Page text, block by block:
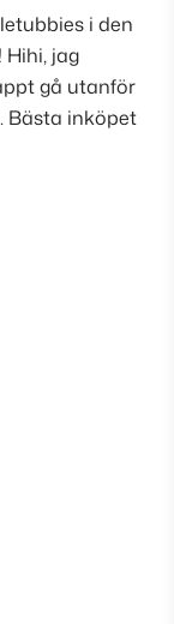
i den
jag
gå utanför
Bästa inköpet